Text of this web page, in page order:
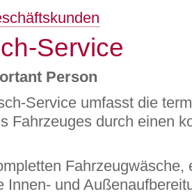
Service
Person
Service umfasst die
Fahrzeuges durch einen
Fahrzeugwäsche,
Innen- und